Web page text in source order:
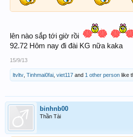
lên nào sắp tới giờ rồi
92.72 Hôm nay đi đài KG nữa kaka
15/9/13
ltvltv Tinhmai0fai viet117 and 1 other person like
binhnb00
Thần Tài